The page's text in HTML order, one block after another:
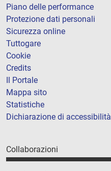
Piano delle performance
Protezione dati personali
Sicurezza online
Tuttogare
Cookie
Credits
Il Portale
Mappa sito
Statistiche
Dichiarazione di accessibilità
Collaborazioni